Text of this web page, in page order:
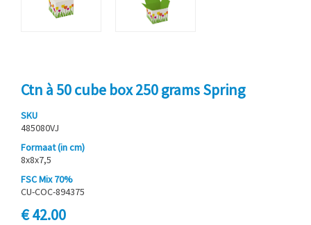
Ctn à 50 cube box 250 grams Spring
SKU
485080VJ
Formaat (in cm)
8x8x7,5
FSC Mix 70%
CU-COC-894375
€ 42.00